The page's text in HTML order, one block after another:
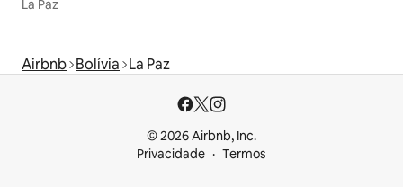
La Paz
Airbnb Bolívia La Paz
© 2026 Airbnb, Inc.
Privacidade
Termos